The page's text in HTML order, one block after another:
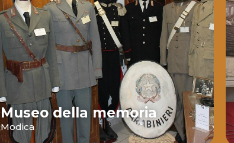
Museo della memoria
Modica